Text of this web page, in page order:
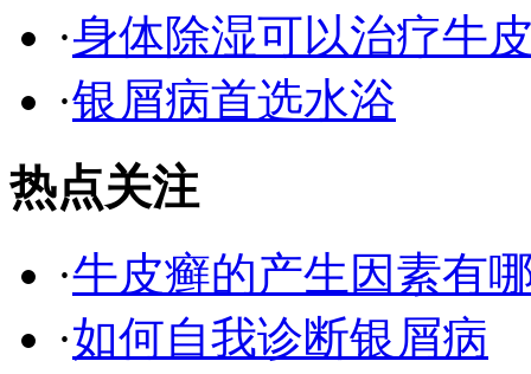
·身体除湿可以治疗牛
·银屑病首选水浴
热点关注
·牛皮癣的产生因素有
·如何自我诊断银屑病